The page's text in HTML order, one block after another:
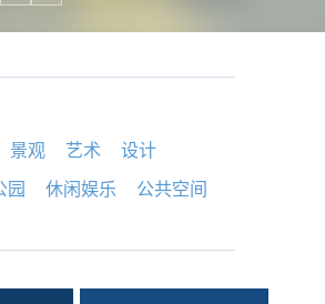
景观 艺术 设计
园 休闲娱乐
公共空间